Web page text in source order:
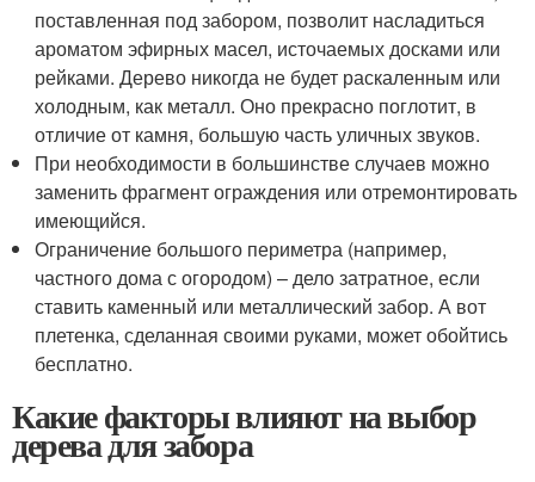
поставленная под забором, позволит насладиться
ароматом эфирных масел, источаемых досками или
рейками. Дерево никогда не будет раскаленным или
холодным, как металл. Оно прекрасно поглотит, в
отличие от камня, большую часть уличных звуков.
При необходимости в большинстве случаев можно
заменить фрагмент ограждения или отремонтировать
имеющийся.
Ограничение большого периметра (например,
частного дома с огородом) – дело затратное, если
ставить каменный или металлический забор. А вот
плетенка, сделанная своими руками, может обойтись
бесплатно.
Какие факторы влияют на выбор
дерева для забора